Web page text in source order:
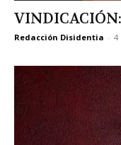
Redacción Disidentia - 4